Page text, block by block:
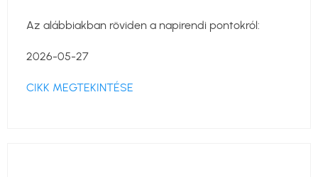
Az alábbiakban röviden a napirendi pontokról:
2026-05-27
CIKK MEGTEKINTÉSE